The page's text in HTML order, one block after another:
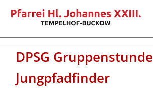
DPSG Gruppenstunde
Jungpfadfinder